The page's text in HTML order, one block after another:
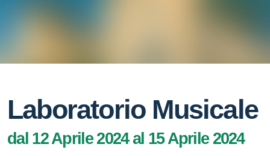
Laboratorio Musicale
dal 12 Aprile 2024 al 15 Aprile 2024